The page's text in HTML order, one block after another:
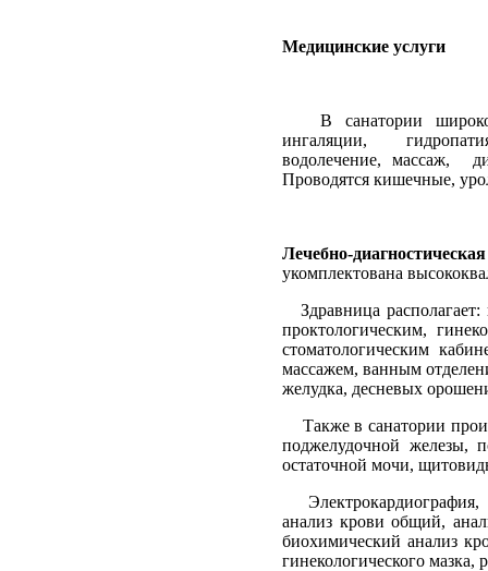
Медицинские услуги
В санатории
ингаляции,
водолечение, массаж,
Проводятся кишечные,
Лечебно-
укомплектована
Здравница
проктологическим,
стоматологическим
массажем, ванным
желудка, десневых
Также в санатории
поджелудочной железы,
остаточной мочи,
анализ крови общий,
биохимический анализ
гинекологического мазка,